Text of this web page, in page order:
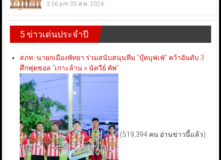
3:56 pm 05 ส.ค. 2026
5 ข่าวเด่นประจำปี
สภท.-นายกเมืองพัทยา ร่วมสนับสนุนทีม “บุ๊คบุฟเฟ่” คว้าอันดับ 3
ศึกฟุตซอล “เกาะล้าน × นัควีย์ คัพ”
(519,394 คน อ่านข่าวนี้แล้ว)